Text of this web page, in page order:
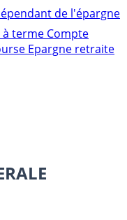
de l'épargne
à terme Compte
Epargne retraite